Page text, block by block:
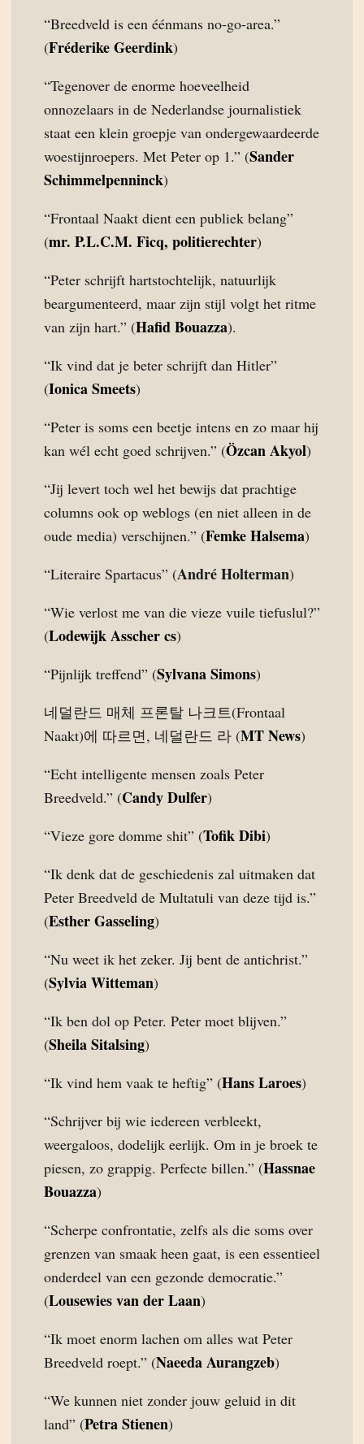
“Breedveld is een éénmans no-go-area.”
(Fréderike Geerdink)
“Tegenover de enorme hoeveelheid
onnozelaars in de Nederlandse journalistiek
staat een klein groepje van ondergewaardeerde
woestijnroepers. Met Peter op 1.” (Sander
Schimmelpenninck)
“Frontaal Naakt dient een publiek belang”
(mr. P.L.C.M. Ficq, politierechter)
“Peter schrijft hartstochtelijk, natuurlijk
beargumenteerd, maar zijn stijl volgt het ritme
van zijn hart.” (Hafid Bouazza).
“Ik vind dat je beter schrijft dan Hitler”
(Ionica Smeets)
“Peter is soms een beetje intens en zo maar hij
kan wél echt goed schrijven.” (Özcan Akyol)
“Jij levert toch wel het bewijs dat prachtige
columns ook op weblogs (en niet alleen in de
oude media) verschijnen.” (Femke Halsema)
“Literaire Spartacus” (André Holterman)
“Wie verlost me van die vieze vuile tiefuslul?”
(Lodewijk Asscher cs)
“Pijnlijk treffend” (Sylvana Simons)
네덜란드 매체 프론탈 나크트(Frontaal
Naakt)에 따르면, 네덜란드 라 (MT News)
“Echt intelligente mensen zoals Peter
Breedveld.” (Candy Dulfer)
“Vieze gore domme shit” (Tofik Dibi)
“Ik denk dat de geschiedenis zal uitmaken dat
Peter Breedveld de Multatuli van deze tijd is.”
(Esther Gasseling)
“Nu weet ik het zeker. Jij bent de antichrist.”
(Sylvia Witteman)
“Ik ben dol op Peter. Peter moet blijven.”
(Sheila Sitalsing)
“Ik vind hem vaak te heftig” (Hans Laroes)
“Schrijver bij wie iedereen verbleekt,
weergaloos, dodelijk eerlijk. Om in je broek te
piesen, zo grappig. Perfecte billen.” (Hassnae
Bouazza)
“Scherpe confrontatie, zelfs als die soms over
grenzen van smaak heen gaat, is een essentieel
onderdeel van een gezonde democratie.”
(Lousewies van der Laan)
“Ik moet enorm lachen om alles wat Peter
Breedveld roept.” (Naeeda Aurangzeb)
“We kunnen niet zonder jouw geluid in dit
land” (Petra Stienen)